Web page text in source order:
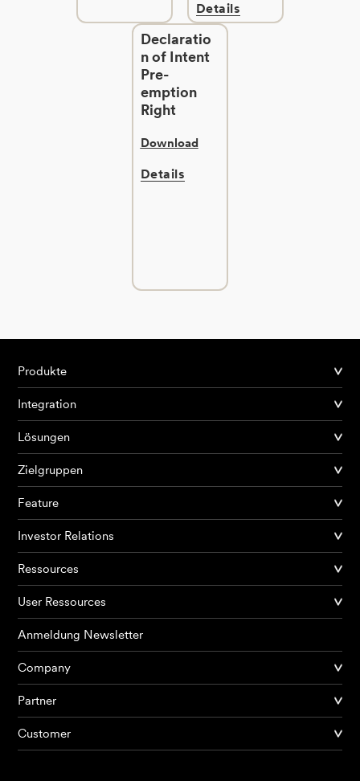
Produkte
KI Agents
Details
Declaratio
n of Intent
Pre-
emption
Right
Download
Details
Produkte
Integration
Lösungen
Zielgruppen
Feature
Investor Relations
Ressources
User Ressources
Anmeldung Newsletter
Company
Partner
Customer